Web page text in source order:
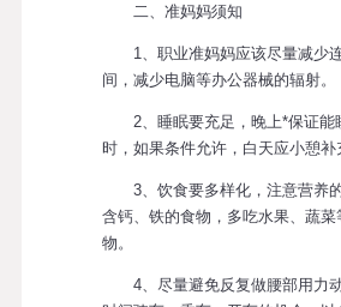
二、准妈妈须知
1、职业准妈妈应该尽量减少
间，减少电脑等办公器械的辐射。
2、睡眠要充足，晚上*保证能
时，如果条件允许，白天应小憩补
3、饮食要多样化，注意营养
含钙、铁的食物，多吃水果、蔬菜
物。
4、尽量避免反复做腰部用力